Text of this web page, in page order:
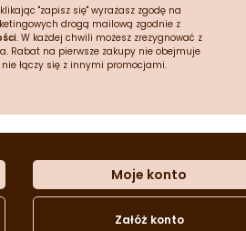
"zapisz się" wyrażasz zgodę na
drogą mailową zgodnie z
. W każdej chwili możesz zrezygnować z
Rabat na pierwsze zakupy nie obejmuje
łączy się z innymi promocjami.
Moje konto
Załóż konto